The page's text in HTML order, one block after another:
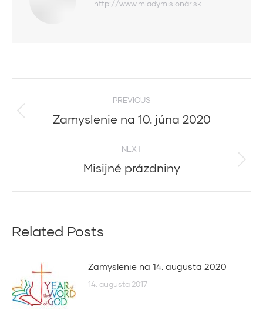
http://www.mladymisionár.sk
navigation
PREVIOUS
Previous
Zamyslenie na 10. júna 2020
NEXT
Next
Misijné prázdniny
Related Posts
Zamyslenie na 14. augusta 2020
14. augusta 2017